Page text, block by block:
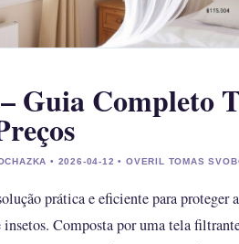
Guia Completo
• 2026-04-12 • OVERIL TOMAS
prática e eficiente para proteger
insetos. Composta por uma tela